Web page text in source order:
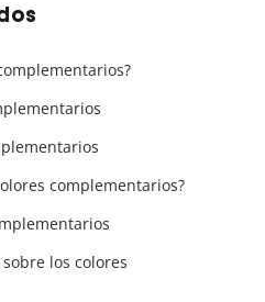
complementarios?
los colores